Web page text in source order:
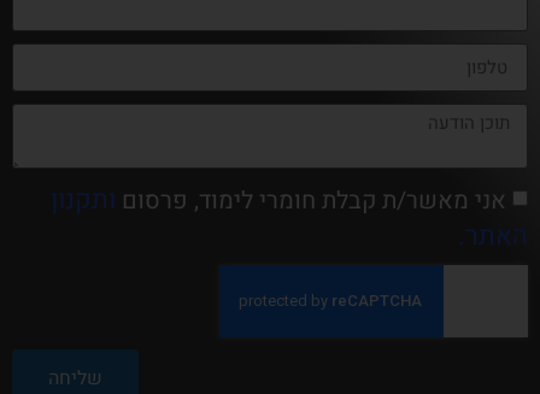
אני מאשר/ת קבלת חומרי לימוד, פרסום ותקנון
האתר.
שליחה